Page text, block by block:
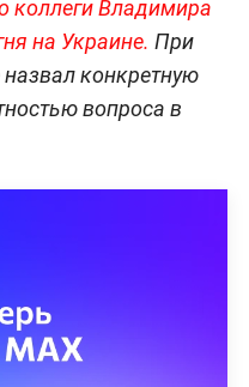
коллеги Владимира
на Украине. При
конкретную
вопроса в